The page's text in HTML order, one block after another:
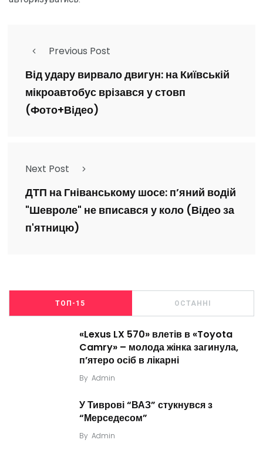
Previous Post
Від удару вирвало двигун: на Київській
мікроавтобус врізався у стовп
(Фото+Відео)
Next Post
ДТП на Гніванському шосе: п’яний водій
"Шевроле" не вписався у коло (Відео за
п'ятницю)
ТОП-15 ОСТАННІ
«Lexus LX 570» влетів в «Toyota
Camry» – молода жінка загинула,
п’ятеро осіб в лікарні
By Admin
У Тиврові “ВАЗ” стукнувся з
“Мерседесом”
By Admin